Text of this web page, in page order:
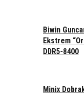
Biwin
Ekstrem
DDR5-8400
Minix